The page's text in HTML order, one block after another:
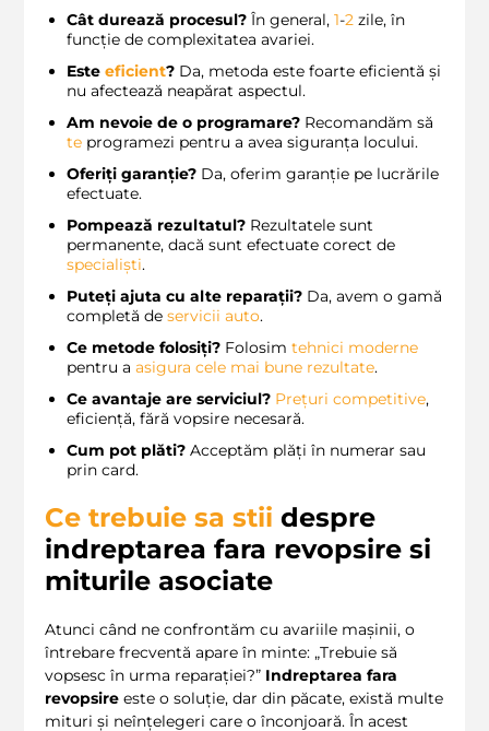
Cât durează procesul? În general, 1-2 zile, în
funcție de complexitatea avariei.
Este eficient? Da, metoda este foarte eficientă și
nu afectează neapărat aspectul.
Am nevoie de o programare? Recomandăm să
te programezi pentru a avea siguranța locului.
Oferiți garanție? Da, oferim garanție pe lucrările
efectuate.
Pompează rezultatul? Rezultatele sunt
permanente, dacă sunt efectuate corect de
specialiști.
Puteți ajuta cu alte reparații? Da, avem o gamă
completă de servicii auto.
Ce metode folosiți? Folosim tehnici moderne
pentru a asigura cele mai bune rezultate.
Ce avantaje are serviciul? Prețuri competitive,
eficiență, fără vopsire necesară.
Cum pot plăti? Acceptăm plăți în numerar sau
prin card.
Ce trebuie sa stii despre
indreptarea fara revopsire si
miturile asociate
Atunci când ne confrontăm cu avariile mașinii, o
întrebare frecventă apare în minte: „Trebuie să
vopsesc în urma reparației?” Indreptarea fara
revopsire este o soluție, dar din păcate, există multe
mituri și neînțelegeri care o înconjoară. În acest